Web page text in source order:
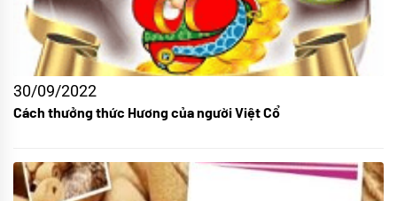
30/09/2022
Cách thưởng thức Hương của người Việt Cổ